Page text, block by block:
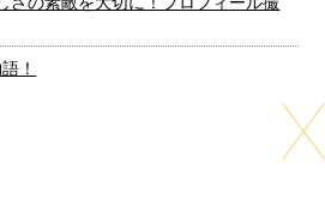
！